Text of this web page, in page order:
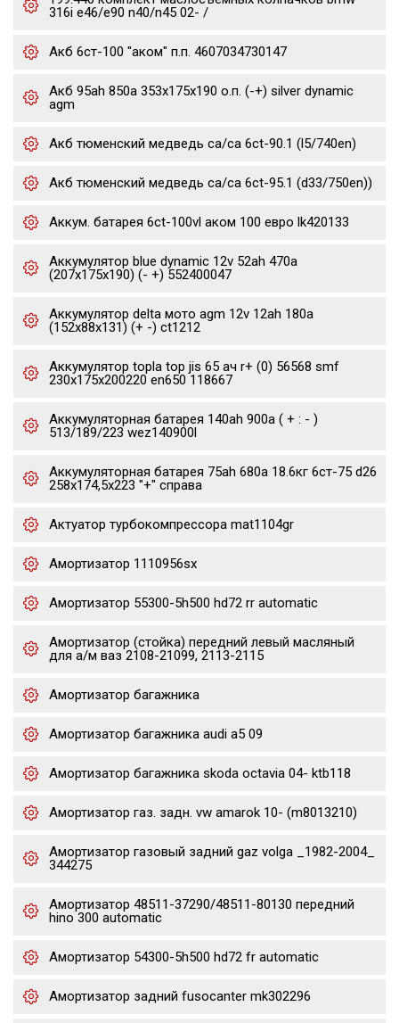
316i e46/e90 n40/n45 02- /
Акб 6ст-100 "аком" п.п. 4607034730147
Акб 95ah 850a 353x175x190 о.п. (-+) silver dynamic
agm
Акб тюменский медведь ca/ca 6ct-90.1 (l5/740en)
Акб тюменский медведь ca/ca 6ct-95.1 (d33/750en))
Аккум. батарея 6ct-100vl аком 100 евро lk420133
Аккумулятор blue dynamic 12v 52ah 470a
(207x175x190) (- +) 552400047
Аккумулятор delta мото agm 12v 12ah 180a
(152x88x131) (+ -) ct1212
Аккумулятор topla top jis 65 ач r+ (0) 56568 smf
230x175x200220 en650 118667
Аккумуляторная батарея 140ah 900a ( + : - )
513/189/223 wez140900l
Аккумуляторная батарея 75ah 680a 18.6кг 6ст-75 d26
258x174,5x223 "+" справа
Актуатор турбокомпрессора mat1104gr
Амортизатор 1110956sx
Амортизатор 55300-5h500 hd72 rr automatic
Амортизатор (стойка) передний левый масляный
для а/м ваз 2108-21099, 2113-2115
Амортизатор багажника
Амортизатор багажника audi a5 09
Амортизатор багажника skoda octavia 04- ktb118
Амортизатор газ. задн. vw amarok 10- (m8013210)
Амортизатор газовый задний gaz volga _1982-2004_
344275
Амортизатор 48511-37290/48511-80130 передний
hino 300 automatic
Амортизатор 54300-5h500 hd72 fr automatic
Амортизатор задний fusocanter mk302296